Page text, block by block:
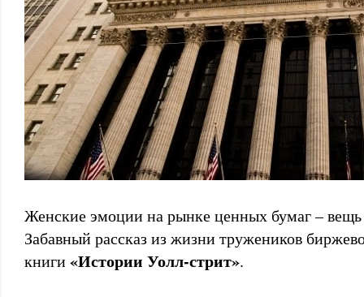
Женские эмоции на рынке ценных бумаг –
Забавный рассказ из жизни тружеников
книги«Истории Уолл-стрит».